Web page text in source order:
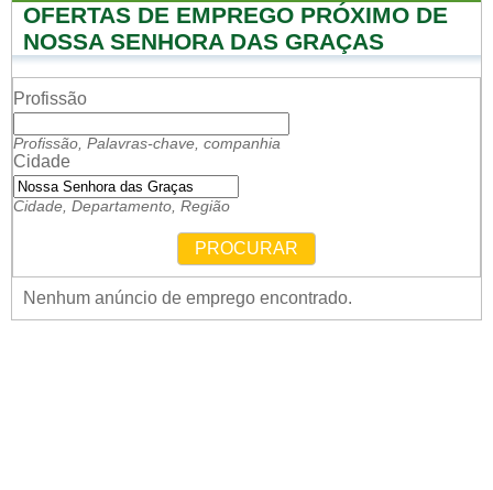
OFERTAS DE EMPREGO PRÓXIMO DE
NOSSA SENHORA DAS GRAÇAS
Profissão
Profissão, Palavras-chave, companhia
Cidade
Cidade, Departamento, Região
PROCURAR
Nenhum anúncio de emprego encontrado.